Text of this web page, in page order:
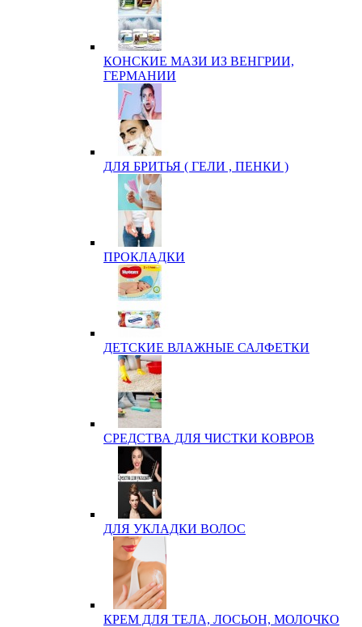
КОНСКИЕ МАЗИ ИЗ ВЕНГРИИ,
ГЕРМАНИИ
ДЛЯ БРИТЬЯ ( ГЕЛИ , ПЕНКИ )
ПРОКЛАДКИ
ДЕТСКИЕ ВЛАЖНЫЕ САЛФЕТКИ
СРЕДСТВА ДЛЯ ЧИСТКИ КОВРОВ
ДЛЯ УКЛАДКИ ВОЛОС
КРЕМ ДЛЯ ТЕЛА, ЛОСЬОН, МОЛОЧКО